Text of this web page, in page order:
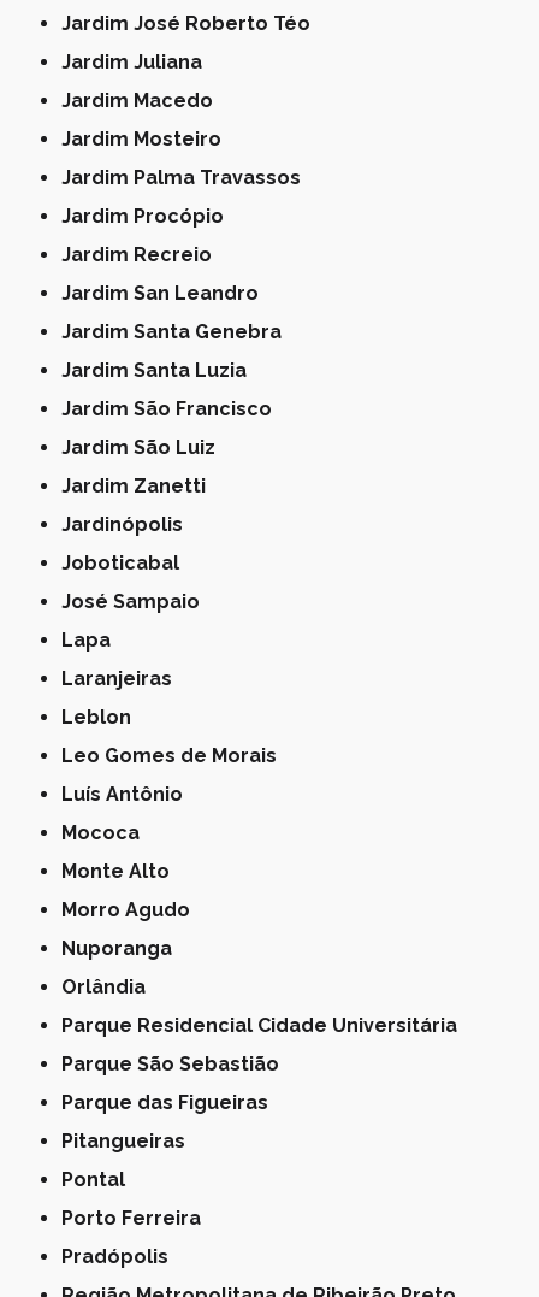
Jardim José Roberto Téo
Jardim Juliana
Jardim Macedo
Jardim Mosteiro
Jardim Palma Travassos
Jardim Procópio
Jardim Recreio
Jardim San Leandro
Jardim Santa Genebra
Jardim Santa Luzia
Jardim São Francisco
Jardim São Luiz
Jardim Zanetti
Jardinópolis
Joboticabal
José Sampaio
Lapa
Laranjeiras
Leblon
Leo Gomes de Morais
Luís Antônio
Mococa
Monte Alto
Morro Agudo
Nuporanga
Orlândia
Parque Residencial Cidade Universitária
Parque São Sebastião
Parque das Figueiras
Pitangueiras
Pontal
Porto Ferreira
Pradópolis